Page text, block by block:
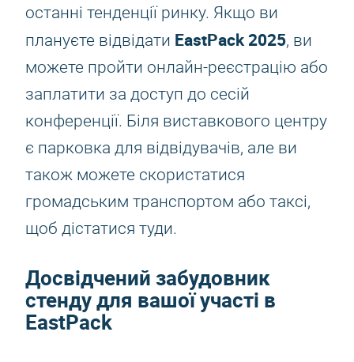
останні тенденції ринку. Якщо ви
плануєте відвідати EastPack 2025, ви
можете пройти онлайн-реєстрацію або
заплатити за доступ до сесій
конференції. Біля виставкового центру
є парковка для відвідувачів, але ви
також можете скористатися
громадським транспортом або таксі,
щоб дістатися туди.
Досвідчений забудовник
стенду для вашої участі в
EastPack